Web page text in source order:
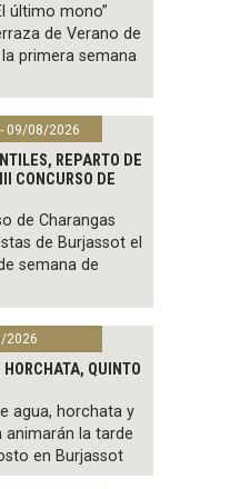
último mono”
de Verano de
primera semana
09/08/2026
REPARTO DE
CONCURSO DE
de Charangas
de Burjassot el
semana de
2026
QUINTO
agua, horchata y
animarán la tarde
en Burjassot